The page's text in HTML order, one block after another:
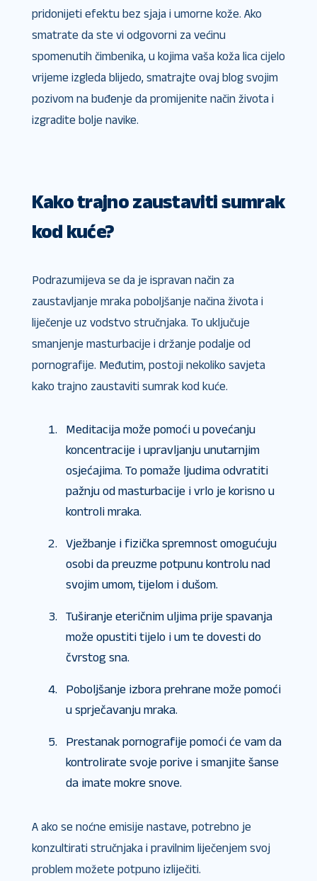
pridonijeti efektu bez sjaja i umorne kože. Ako
smatrate da ste vi odgovorni za većinu
spomenutih čimbenika, u kojima vaša koža lica cijelo
vrijeme izgleda blijedo, smatrajte ovaj blog svojim
pozivom na buđenje da promijenite način života i
izgradite bolje navike.
Kako trajno zaustaviti sumrak
kod kuće?
Podrazumijeva se da je ispravan način za
zaustavljanje mraka poboljšanje načina života i
liječenje uz vodstvo stručnjaka. To uključuje
smanjenje masturbacije i držanje podalje od
pornografije. Međutim, postoji nekoliko savjeta
kako trajno zaustaviti sumrak kod kuće.
Meditacija može pomoći u povećanju
koncentracije i upravljanju unutarnjim
osjećajima. To pomaže ljudima odvratiti
pažnju od masturbacije i vrlo je korisno u
kontroli mraka.
Vježbanje i fizička spremnost omogućuju
osobi da preuzme potpunu kontrolu nad
svojim umom, tijelom i dušom.
Tuširanje eteričnim uljima prije spavanja
može opustiti tijelo i um te dovesti do
čvrstog sna.
Poboljšanje izbora prehrane može pomoći
u sprječavanju mraka.
Prestanak pornografije pomoći će vam da
kontrolirate svoje porive i smanjite šanse
da imate mokre snove.
A ako se noćne emisije nastave, potrebno je
konzultirati stručnjaka i pravilnim liječenjem svoj
problem možete potpuno izliječiti.